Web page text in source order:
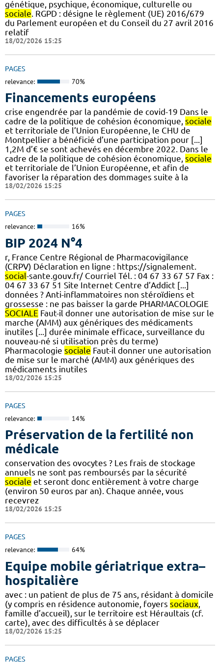
génétique, psychique, économique, culturelle ou
sociale. RGPD : désigne le règlement (UE) 2016/679
du Parlement européen et du Conseil du 27 avril 2016
relatif
18/02/2026 15:25
PAGES
relevance: 70%
Financements européens
crise engendrée par la pandémie de covid-19 Dans le
cadre de la politique de cohésion économique, sociale
et territoriale de l’Union Européenne, le CHU de
Montpellier a bénéficié d’une participation pour [...]
1,2M d’€ se sont achevés en décembre 2022. Dans le
cadre de la politique de cohésion économique, sociale
et territoriale de l’Union Européenne, et afin de
favoriser la réparation des dommages suite à la
18/02/2026 15:25
PAGES
relevance: 16%
BIP 2024 N°4
r, France Centre Régional de Pharmacovigilance
(CRPV) Déclaration en ligne : https://signalement.
social-sante.gouv.fr/ Courriel Tél. : 04 67 33 67 57 Fax :
04 67 33 67 51 Site Internet Centre d’Addict [...]
données ? Anti-inflammatoires non stéroïdiens et
grossesse : ne pas baisser la garde PHARMACOLOGIE
SOCIALE Faut-il donner une autorisation de mise sur le
marche (AMM) aux génériques des médicaments
inutiles [...] durée minimale efficace, surveillance du
nouveau-né si utilisation près du terme)
Pharmacologie sociale Faut-il donner une autorisation
de mise sur le marché (AMM) aux génériques des
médicaments inutiles
18/02/2026 15:25
PAGES
relevance: 14%
Préservation de la fertilité non
médicale
conservation des ovocytes ? Les frais de stockage
annuels ne sont pas remboursés par la sécurité
sociale et seront donc entièrement à votre charge
(environ 50 euros par an). Chaque année, vous
recevrez
18/02/2026 15:25
PAGES
relevance: 64%
Equipe mobile gériatrique extra–
hospitalière
avec : un patient de plus de 75 ans, résidant à domicile
(y compris en résidence autonomie, foyers sociaux,
famille d’accueil), sur le territoire est Héraultais (cf.
carte), avec des difficultés à se déplacer
18/02/2026 15:25
PAGES